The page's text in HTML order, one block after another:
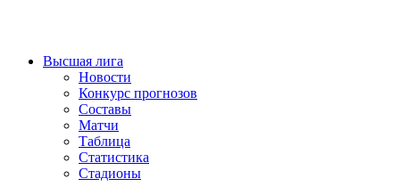
Высшая лига
Новости
Конкурс прогнозов
Составы
Матчи
Таблица
Статистика
Стадионы